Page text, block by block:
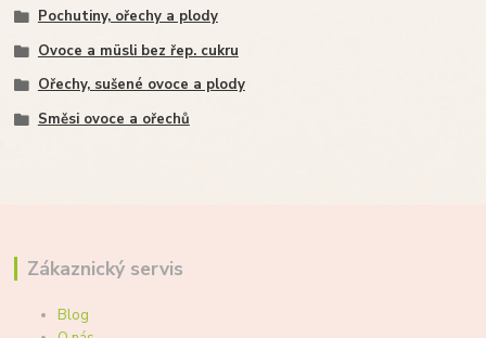
Pochutiny, ořechy a plody
Ovoce a müsli bez řep. cukru
Ořechy, sušené ovoce a plody
Směsi ovoce a ořechů
Zákaznický servis
Blog